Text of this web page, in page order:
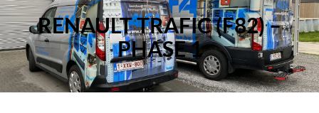
RENAULT TRAFIC (F82) –
PHASE 1